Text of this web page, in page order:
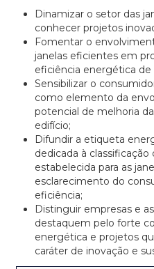
Dinamizar o setor das
conhecer projetos
Fomentar o
janelas eficientes em
eficiência energética de
Sensibilizar o
como elemento da
potencial de melhoria
edifício;
Difundir a etiqueta
dedicada à
estabelecida para as
esclarecimento do
eficiência;
Distinguir empresas e
destaquem pelo forte
energética e projetos
caráter de inovação e